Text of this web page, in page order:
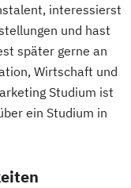
interessierst
und hast
später gerne an
Wirtschaft und
Studium ist
ein Studium in